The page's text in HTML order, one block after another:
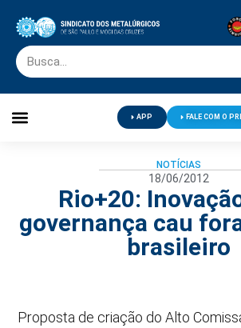
APP FALE COM O
NOTÍCIAS
18/06/2012
Rio+20:
governança cau
brasileiro
Proposta de criação do Alto